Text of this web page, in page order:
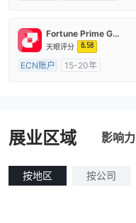
Fortune Prime Global
天眼评分 8.58
ECN账户
15-20年
展业区域 影响力
按地区 按公司